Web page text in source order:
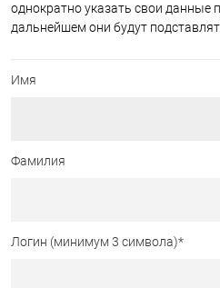
однократно указать свои данные
дальнейшем они будут
Имя
Фамилия
Логин (минимум 3 символа)*